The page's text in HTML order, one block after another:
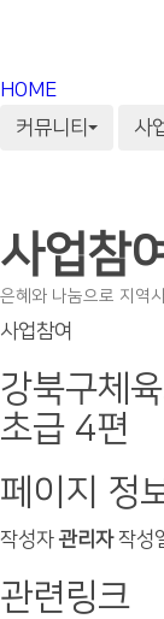
HOME
커뮤니티
사
사업참
은혜와 나눔으로 지역
사업참여
강북구체
초급 4편
페이지 정
작성자 관리자 작성
관련링크